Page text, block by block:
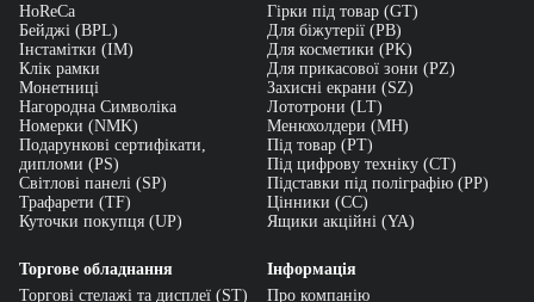
HoReCa
Бейджі (BPL)
Інстамітки (IM)
Клік рамки
Монетниці
Нагородна Символіка
Номерки (NMK)
Подарункові сертифікати,
дипломи (PS)
Світлові панелі (SP)
Трафарети (TF)
Куточки покупця (UP)
Гірки під товар (GT)
Для біжутерії (PB)
Для косметики (PK)
Для прикасової зони (PZ)
Захисні екрани (SZ)
Лототрони (LT)
Менюхолдери (MH)
Під товар (PT)
Під цифрову техніку (CT)
Підставки під поліграфію (PP)
Цінники (СС)
Ящики акційні (YA)
Торгове обладнання
Торгові стелажі та дисплеї (ST)
Інформація
Про компанію